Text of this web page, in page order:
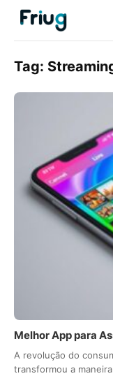
Tag:
Melhor App para
A revolução do
transformou a